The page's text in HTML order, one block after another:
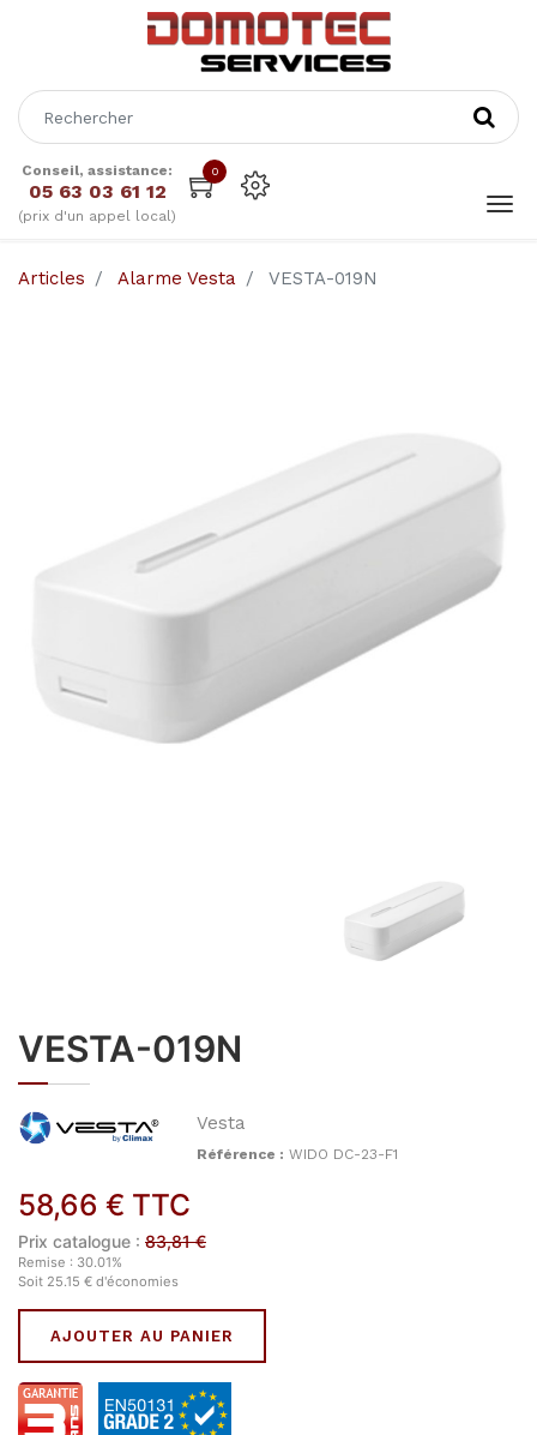
Conseil, assistance:
05 63 03 61 12
(prix d'un appel local)
0
Articles Alarme Vesta VESTA-019N
VESTA-019N
Vesta
Référence : WIDO DC-23-F1
58,66 € TTC
Prix catalogue : 83,81€
Remise : 30.01%
Soit 25.15 € d'économies
AJOUTER AU PANIER